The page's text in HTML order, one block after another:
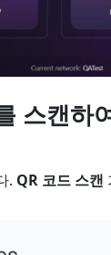
스캔하
. QR 코드 스캔